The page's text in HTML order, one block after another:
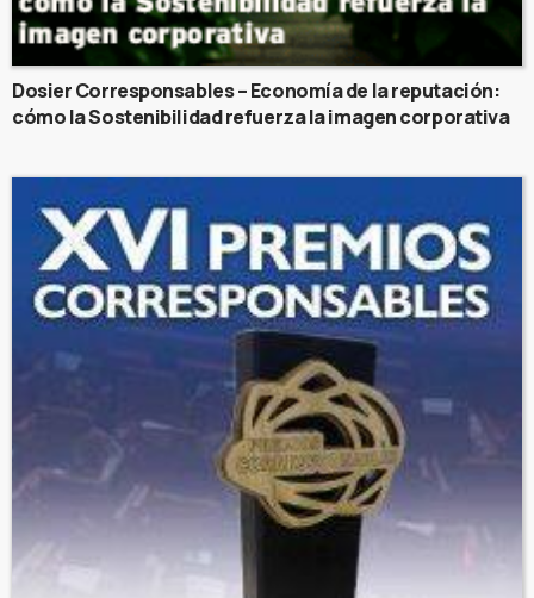
Dosier Corresponsables – Economía de la reputación:
cómo la Sostenibilidad refuerza la imagen corporativa